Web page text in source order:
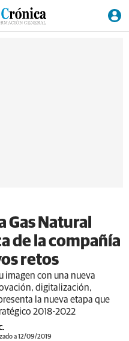
Gas Natural
de la compañía
retos
imagen con una nueva
digitalización,
la nueva etapa que
2018-2022
a 12/09/2019